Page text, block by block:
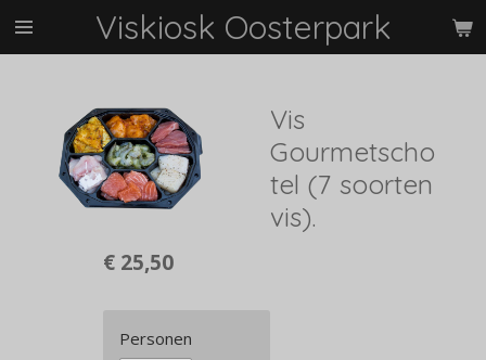
Ga
hoofdinhoud
Viskiosk Oosterpark
Vis
Gourmetscho
tel (7 soorten
vis).
€ 25,50
Personen